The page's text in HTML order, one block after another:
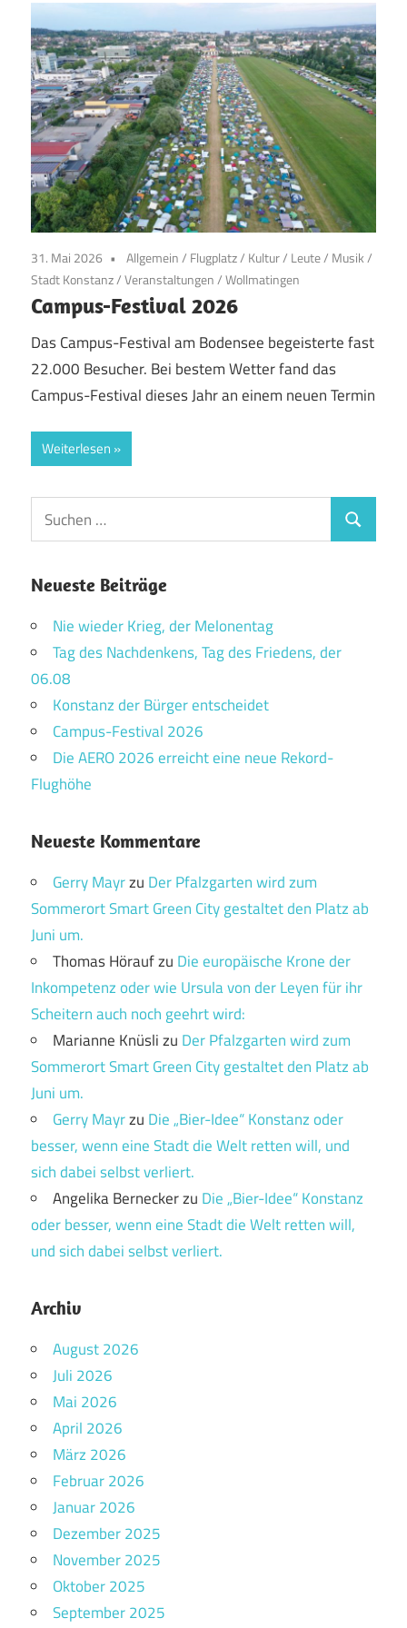
31. Mai 2026 Allgemein/ Flugplatz/ Kultur/ Leute/ Musik/
Stadt Konstanz/Veranstaltungen/Wollmatingen
Campus-Festival 2026
Das Campus-Festival am Bodensee begeisterte fast
22.000 Besucher. Bei bestem Wetter fand das
Campus-Festival dieses Jahr an einem neuen Termin
Weiterlesen
Suchen
nach:
Suchen
Neueste Beiträge
Nie wieder Krieg, der Melonentag
Tag des Nachdenkens, Tag des Friedens, der
06.08
Konstanz der Bürger entscheidet
Campus-Festival 2026
Die AERO 2026 erreicht eine neue Rekord-
Flughöhe
Neueste Kommentare
Gerry Mayrzu Der Pfalzgarten wird zum
Sommerort Smart Green City gestaltet den Platz ab
Juni um.
Thomas Höraufzu Die europäische Krone der
Inkompetenz oder wie Ursula von der Leyen für ihr
Scheitern auch noch geehrt wird:
Marianne Knüslizu Der Pfalzgarten wird zum
Sommerort Smart Green City gestaltet den Platz ab
Juni um.
Gerry Mayrzu Die „Bier-Idee“ Konstanz oder
besser, wenn eine Stadt die Welt retten will, und
sich dabei selbst verliert.
Angelika Berneckerzu Die „Bier-Idee“ Konstanz
oder besser, wenn eine Stadt die Welt retten will,
und sich dabei selbst verliert.
Archiv
August 2026
Juli 2026
Mai 2026
April 2026
März 2026
Februar 2026
Januar 2026
Dezember 2025
November 2025
Oktober 2025
September 2025